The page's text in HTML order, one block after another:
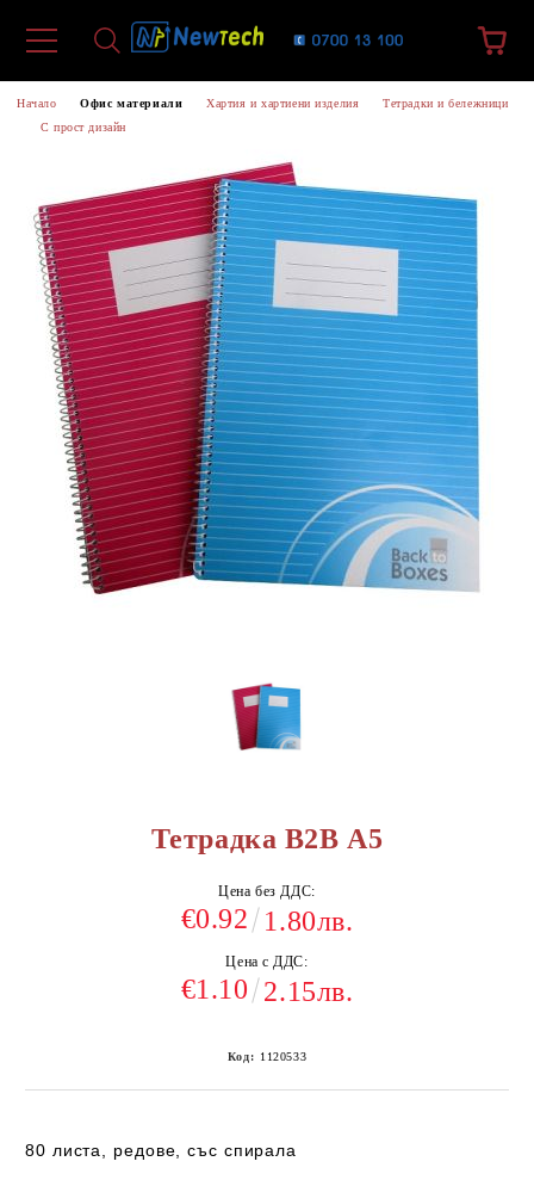
Начало Офис материали Хартия и хартиени изделия
Тетрадки и бележници
С прост дизайн
Тетрадка B2B А5
Цена без ДДС:
€0.92 1.80лв.
Цена с ДДС:
€1.10 2.15лв.
Код: 1120533
80 листа, редове, със спирала